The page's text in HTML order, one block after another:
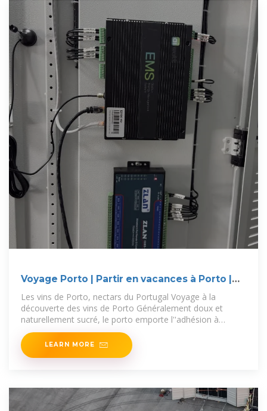
Voyage Porto | Partir en vacances à Porto |
Routard
Les vins de Porto, nectars du Portugal Voyage à la
découverte des vins de Porto Généralement doux et
naturellement sucré, le porto emporte l''adhésion à
travers le monde.
LEARN MORE